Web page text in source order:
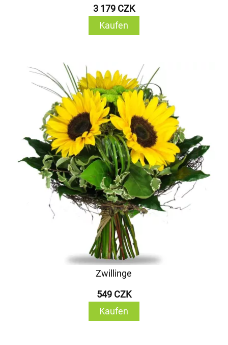
3 179 CZK
Kaufen
Zwillinge
549 CZK
Kaufen